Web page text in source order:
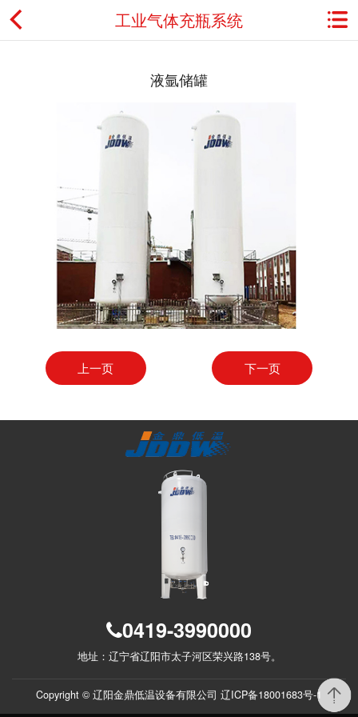
工业气体充瓶系统
资讯动态
典型应用
工程案例
用户服务
液氩储罐
上一页 下一页
0419-3990000
地址：辽宁省辽阳市太子河区荣兴路138号。
Copyright © 辽阳金鼎低温设备有限公司 辽ICP备18001683号-1